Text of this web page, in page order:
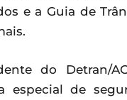
e a Guia de
do Detran/
especial de